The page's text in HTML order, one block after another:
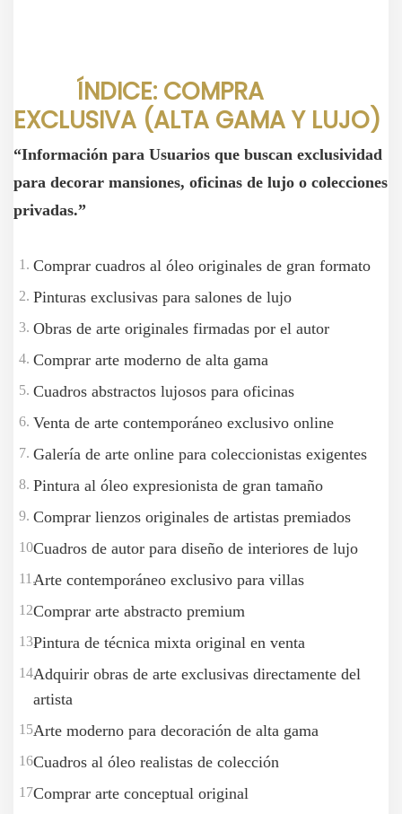
ÍNDICE: COMPRA
EXCLUSIVA (ALTA GAMA Y LUJO)
“Información para Usuarios que buscan exclusividad
para decorar mansiones, oficinas de lujo o colecciones
privadas.”
Comprar cuadros al óleo originales de gran formato
Pinturas exclusivas para salones de lujo
Obras de arte originales firmadas por el autor
Comprar arte moderno de alta gama
Cuadros abstractos lujosos para oficinas
Venta de arte contemporáneo exclusivo online
Galería de arte online para coleccionistas exigentes
Pintura al óleo expresionista de gran tamaño
Comprar lienzos originales de artistas premiados
Cuadros de autor para diseño de interiores de lujo
Arte contemporáneo exclusivo para villas
Comprar arte abstracto premium
Pintura de técnica mixta original en venta
Adquirir obras de arte exclusivas directamente del
artista
Arte moderno para decoración de alta gama
Cuadros al óleo realistas de colección
Comprar arte conceptual original